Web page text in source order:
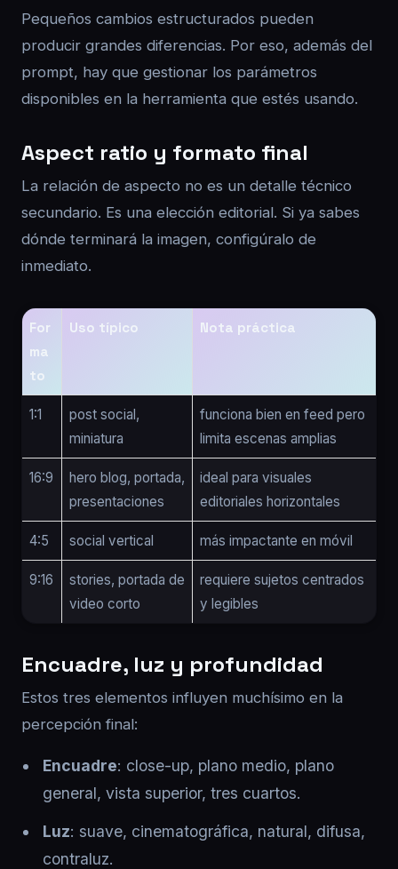
Pequeños cambios estructurados pueden
producir grandes diferencias. Por eso, además del
prompt, hay que gestionar los parámetros
disponibles en la herramienta que estés usando.
Aspect ratio y formato final
La relación de aspecto no es un detalle técnico
secundario. Es una elección editorial. Si ya sabes
dónde terminará la imagen, configúralo de
inmediato.
For
ma
to
Uso típico Nota práctica
1:1
post social,
miniatura
funciona bien en feed pero
limita escenas amplias
16:9
hero blog, portada,
presentaciones
ideal para visuales
editoriales horizontales
4:5 social vertical más impactante en móvil
9:16
stories, portada de
video corto
requiere sujetos centrados
y legibles
Encuadre, luz y profundidad
Estos tres elementos influyen muchísimo en la
percepción final:
Encuadre: close-up, plano medio, plano
general, vista superior, tres cuartos.
Luz: suave, cinematográfica, natural, difusa,
contraluz.